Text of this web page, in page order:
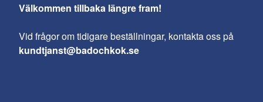
Välkommen tillbaka längre fram!
Vid frågor om tidigare beställningar, kontakta oss på
kundtjanst@badochkok.se